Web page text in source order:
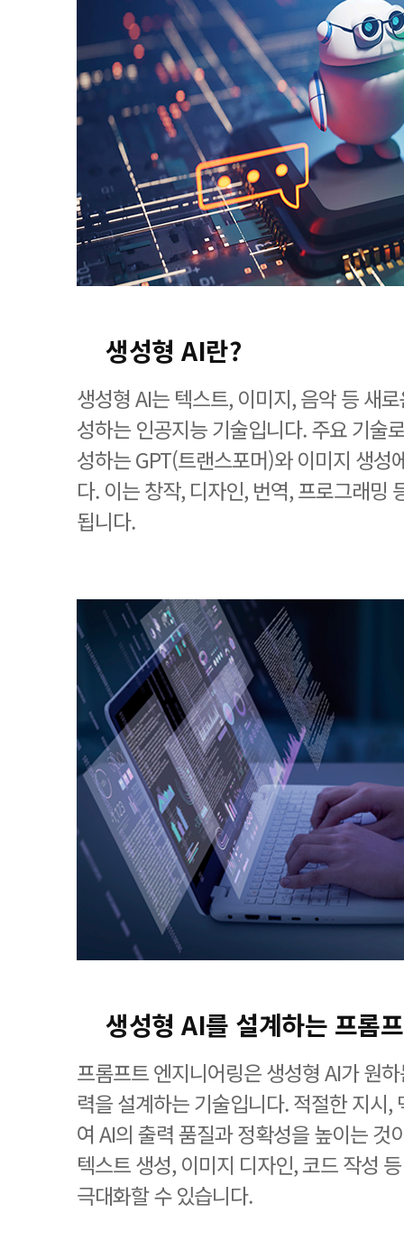
생성형 AI란?
생성형 AI는 텍스트, 이미지, 음악 등 새
성하는 인공지능 기술입니다. 주요 기술
성하는 GPT(트랜스포머)와 이미지 생성
다. 이는 창작, 디자인, 번역, 프로그래밍
됩니다.
생성형 AI를 설계하는 프롬
프롬프트 엔지니어링은 생성형 AI가 원
력을 설계하는 기술입니다. 적절한 지시,
여 AI의 출력 품질과 정확성을 높이는 것
텍스트 생성, 이미지 디자인, 코드 작성
극대화할 수 있습니다.